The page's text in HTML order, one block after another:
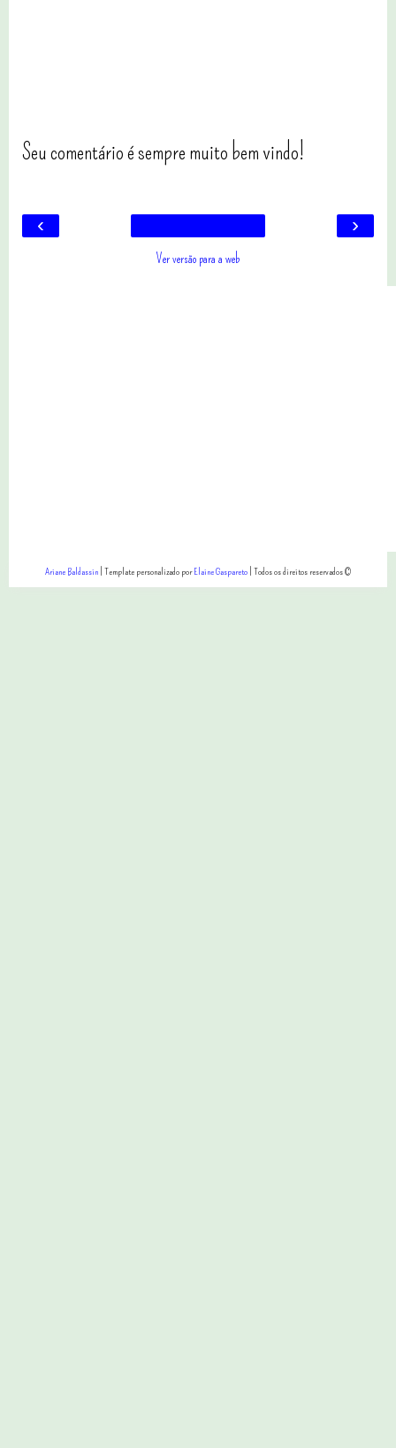
Seu comentário é sempre muito bem vindo!
‹ ›
Ver versão para a web
Ariane Baldassin| Template personalizado porElaine Gaspareto| Todos os direitos reservados ©